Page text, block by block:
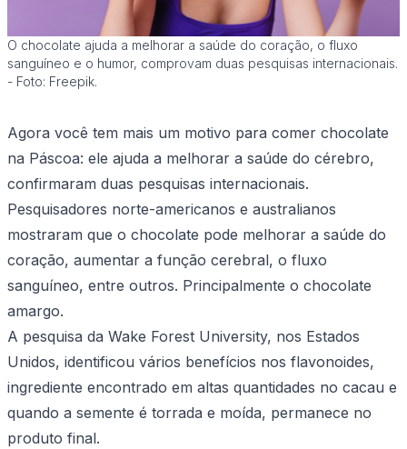
O chocolate ajuda a melhorar a saúde do coração, o fluxo
sanguíneo e o humor, comprovam duas pesquisas internacionais.
- Foto: Freepik.
Agora você tem mais um motivo para comer chocolate
na Páscoa: ele ajuda a melhorar a saúde do cérebro,
confirmaram duas pesquisas internacionais.
Pesquisadores norte-americanos e australianos
mostraram que o chocolate pode melhorar a saúde do
coração, aumentar a função cerebral, o fluxo
sanguíneo, entre outros. Principalmente o chocolate
amargo.
A pesquisa da Wake Forest University, nos Estados
Unidos, identificou vários benefícios nos flavonoides,
ingrediente encontrado em altas quantidades no cacau e
quando a semente é torrada e moída, permanece no
produto final.